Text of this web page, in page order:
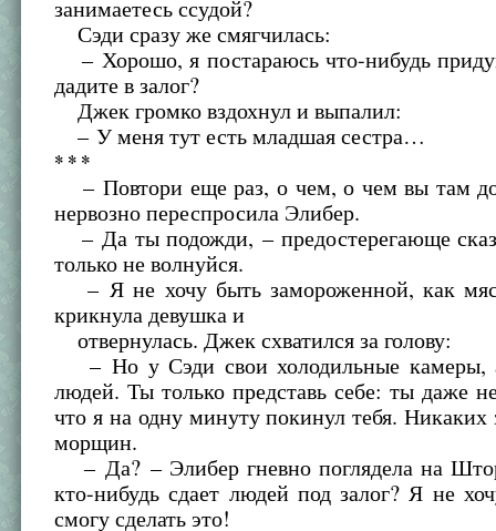
занимаетесь ссудой?
Сэди сразу же смягчилась:
– Хорошо, я постараюсь что-нибудь
дадите в залог?
Джек громко вздохнул и выпалил:
– У меня тут есть младшая сестра…
* * *
– Повтори еще раз, о чем, о чем вы там
нервозно переспросила Элибер.
– Да ты подожди, – предостерегающе
только не волнуйся.
– Я не хочу быть замороженной, как
крикнула девушка и
отвернулась. Джек схватился за голову:
– Но у Сэди свои холодильные камеры,
людей. Ты только представь себе: ты даже
что я на одну минуту покинул тебя. Никаких
морщин.
– Да? – Элибер гневно поглядела на
кто-нибудь сдает людей под залог? Я не
смогу сделать это!